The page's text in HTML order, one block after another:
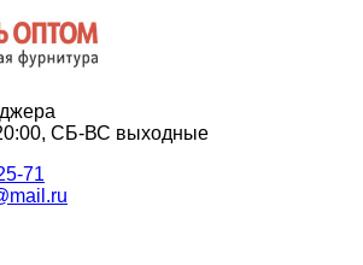
СБ-ВС выходные
71